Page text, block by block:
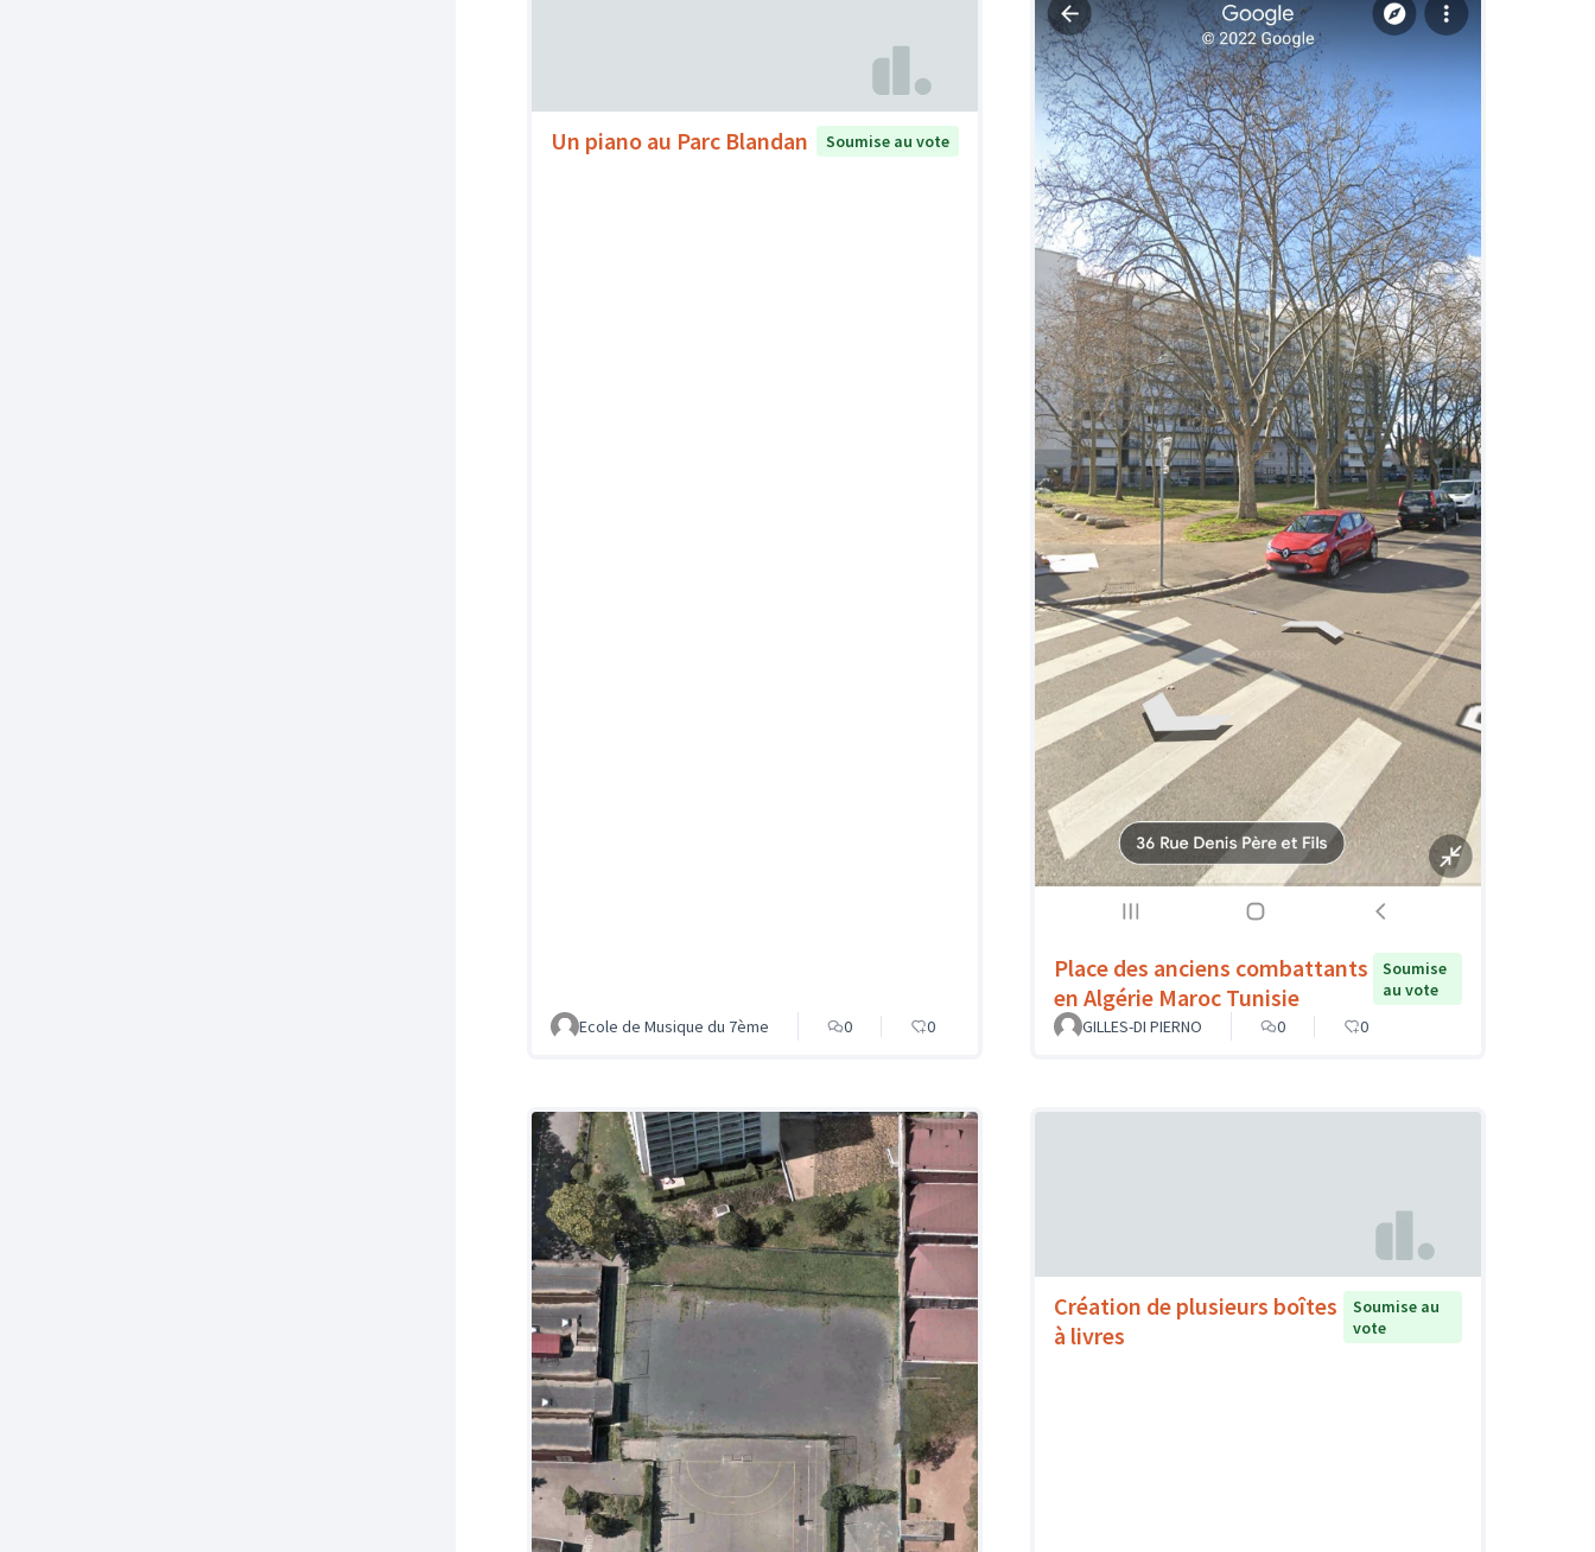
Un piano au Parc Blandan Soumise au vote
Ecole de Musique du 7ème 0 0
Place des anciens combattants
en Algérie Maroc Tunisie
Soumise
au vote
GILLES-DI PIERNO
0 0
Création de plusieurs boîtes
à livres
Soumise au
vote